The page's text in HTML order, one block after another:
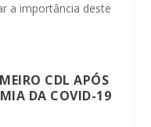
a importância deste
CDL APÓS
DA COVID-19